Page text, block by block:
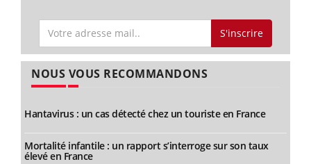
S'inscrire
NOUS VOUS RECOMMANDONS
Hantavirus : un cas détecté chez un touriste en France
Mortalité infantile : un rapport s’interroge sur son taux
élevé en France